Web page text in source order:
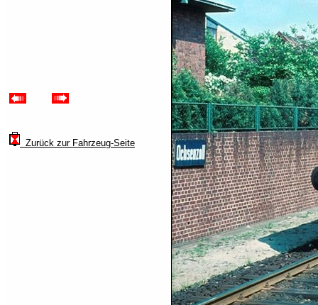
Zurück zur Fahrzeug-Seite